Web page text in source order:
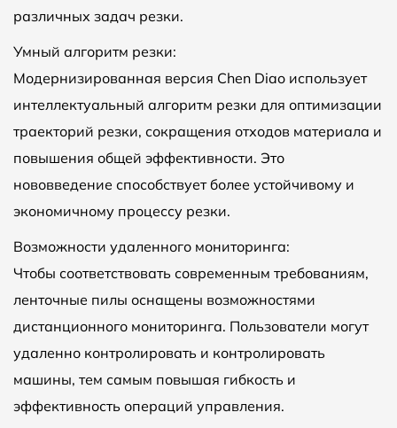
различных задач резки.
Умный алгоритм резки:
Модернизированная версия Chen Diao использует
интеллектуальный алгоритм резки для оптимизации
траекторий резки, сокращения отходов материала и
повышения общей эффективности. Это
нововведение способствует более устойчивому и
экономичному процессу резки.
Возможности удаленного мониторинга:
Чтобы соответствовать современным требованиям,
ленточные пилы оснащены возможностями
дистанционного мониторинга. Пользователи могут
удаленно контролировать и контролировать
машины, тем самым повышая гибкость и
эффективность операций управления.